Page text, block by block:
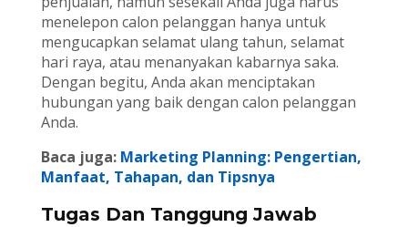
menelepon calon pelanggan hanya untuk
mengucapkan selamat ulang tahun, selamat
hari raya, atau menanyakan kabarnya saka.
Dengan begitu, Anda akan menciptakan
hubungan yang baik dengan calon pelanggan
Anda.
Baca juga: Marketing Planning: Pengertian,
Manfaat, Tahapan, dan Tipsnya
Tugas Dan Tanggung Jawab